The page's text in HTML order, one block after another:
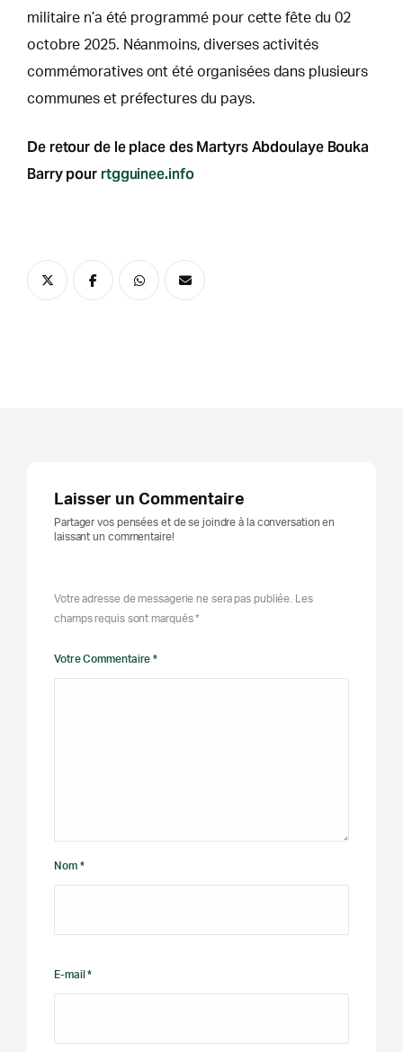
militaire n’a été programmé pour cette fête du 02
octobre 2025. Néanmoins, diverses activités
commémoratives ont été organisées dans plusieurs
communes et préfectures du pays.
De retour de le place des Martyrs Abdoulaye Bouka
Barry pour rtgguinee.info
Laisser un Commentaire
Partager vos pensées et de se joindre à la conversation en
laissant un commentaire!
Votre adresse de messagerie ne sera pas publiée. Les
champs requis sont marqués *
Votre Commentaire *
Nom *
E-mail *